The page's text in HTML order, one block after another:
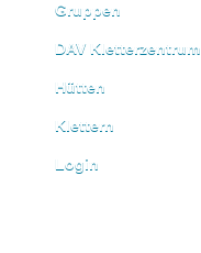
Gruppen
DAV Kletterzentrum
Hütten
Klettern
Login